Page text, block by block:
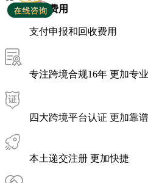
交付费用
支付申报和回收费用
专注跨境合规16年 更加专业
四大跨境平台认证 更加靠谱
本土递交注册 更加快捷